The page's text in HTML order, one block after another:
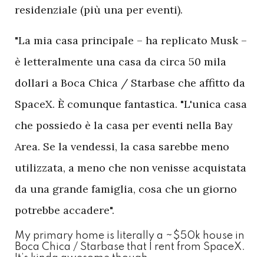
residenziale (più una per eventi).
"La mia casa principale – ha replicato Musk –
è letteralmente una casa da circa 50 mila
dollari a Boca Chica / Starbase che affitto da
SpaceX. È comunque fantastica. "L'unica casa
che possiedo è la casa per eventi nella Bay
Area. Se la vendessi, la casa sarebbe meno
utilizzata, a meno che non venisse acquistata
da una grande famiglia, cosa che un giorno
potrebbe accadere".
My primary home is literally a ~$50k house in
Boca Chica / Starbase that I rent from SpaceX.